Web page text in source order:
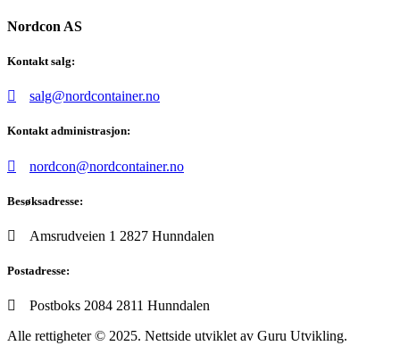
Nordcon AS
Kontakt salg:
salg@nordcontainer.no
Kontakt administrasjon:
nordcon@nordcontainer.no
Besøksadresse:
Amsrudveien 1 2827 Hunndalen
Postadresse:
Postboks 2084 2811 Hunndalen
Alle rettigheter © 2025. Nettside utviklet av Guru Utvikling.